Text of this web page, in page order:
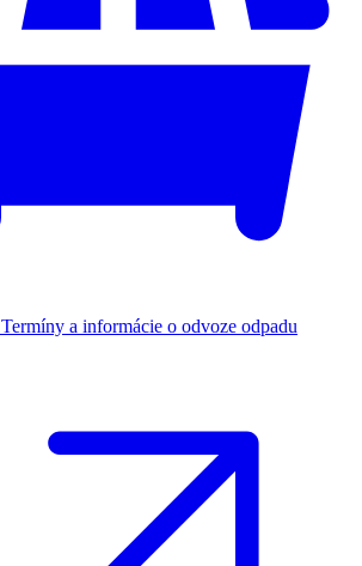
Termíny a informácie o odvoze odpadu